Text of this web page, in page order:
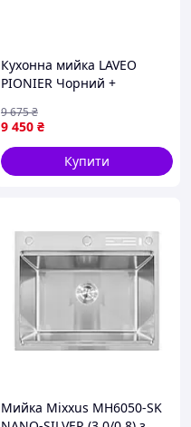
Кухонна мийка LAVEO
PIONIER Чорний +
9 450 ₴
9 675₴
Купити
Мийка Mixxus MH6050-SK